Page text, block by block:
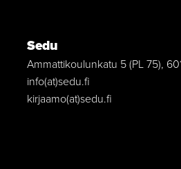
Sedu
Ammattikoulunkatu 5 (PL 75),
info(at)sedu.fi
kirjaamo(at)sedu.fi